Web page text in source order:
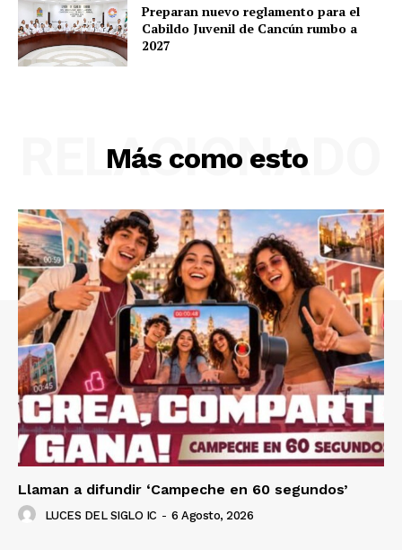
Preparan nuevo reglamento para el
Cabildo Juvenil de Cancún rumbo a
2027
Más como esto
RELACIONADO
Llaman a difundir ‘Campeche en 60 segundos’
LUCES DEL SIGLO IC - 6 Agosto, 2026